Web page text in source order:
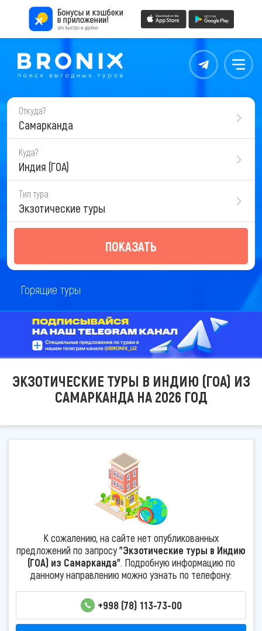
Контакты Меню
Откуда?
Самарканда
Куда?
Индия (ГОА)
Тип тура
Экзотические туры
ПОКАЗАТЬ
Горящие туры
ЭКЗОТИЧЕСКИЕ ТУРЫ В ИНДИЮ (ГОА) ИЗ
САМАРКАНДА НА 2026 ГОД
К сожалению, на сайте нет опубликованных
предложений по запросу"Экзотические туры в Индию
(ГОА) из Самарканда". Подробную информацию по
данному направлению можно узнать по телефону:
+998 (78) 113-73-00